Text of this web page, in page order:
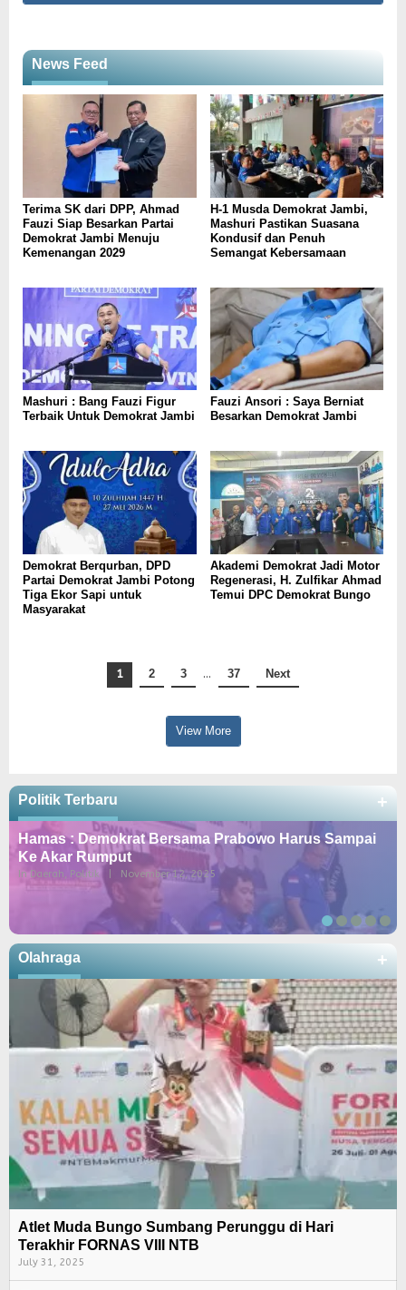
News Feed
Terima SK dari DPP, Ahmad
Fauzi Siap Besarkan Partai
Demokrat Jambi Menuju
Kemenangan 2029
H-1 Musda Demokrat Jambi,
Mashuri Pastikan Suasana
Kondusif dan Penuh
Semangat Kebersamaan
Mashuri : Bang Fauzi Figur
Terbaik Untuk Demokrat Jambi
Fauzi Ansori : Saya Berniat
Besarkan Demokrat Jambi
Demokrat Berqurban, DPD
Partai Demokrat Jambi Potong
Tiga Ekor Sapi untuk
Masyarakat
Akademi Demokrat Jadi Motor
Regenerasi, H. Zulfikar Ahmad
Temui DPC Demokrat Bungo
1 2 3 … 37 Next
View More
Politik Terbaru +
Hamas : Demokrat Bersama Prabowo Harus Sampai
Ke Akar Rumput
In Daerah, Politik November 12, 2025
Olahraga +
Atlet Muda Bungo Sumbang Perunggu di Hari
Terakhir FORNAS VIII NTB
July 31, 2025